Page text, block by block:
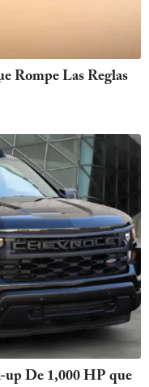
Rompe Las Reglas
up De 1,000 HP que